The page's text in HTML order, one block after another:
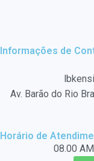
Informações de
Av. Barão do Rio
Horário de
08.00